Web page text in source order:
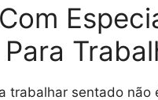
trabalhar sentado não